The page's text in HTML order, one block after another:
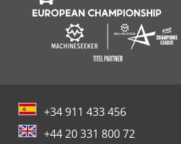
+34 911 433 456
+44 20 331 800 72